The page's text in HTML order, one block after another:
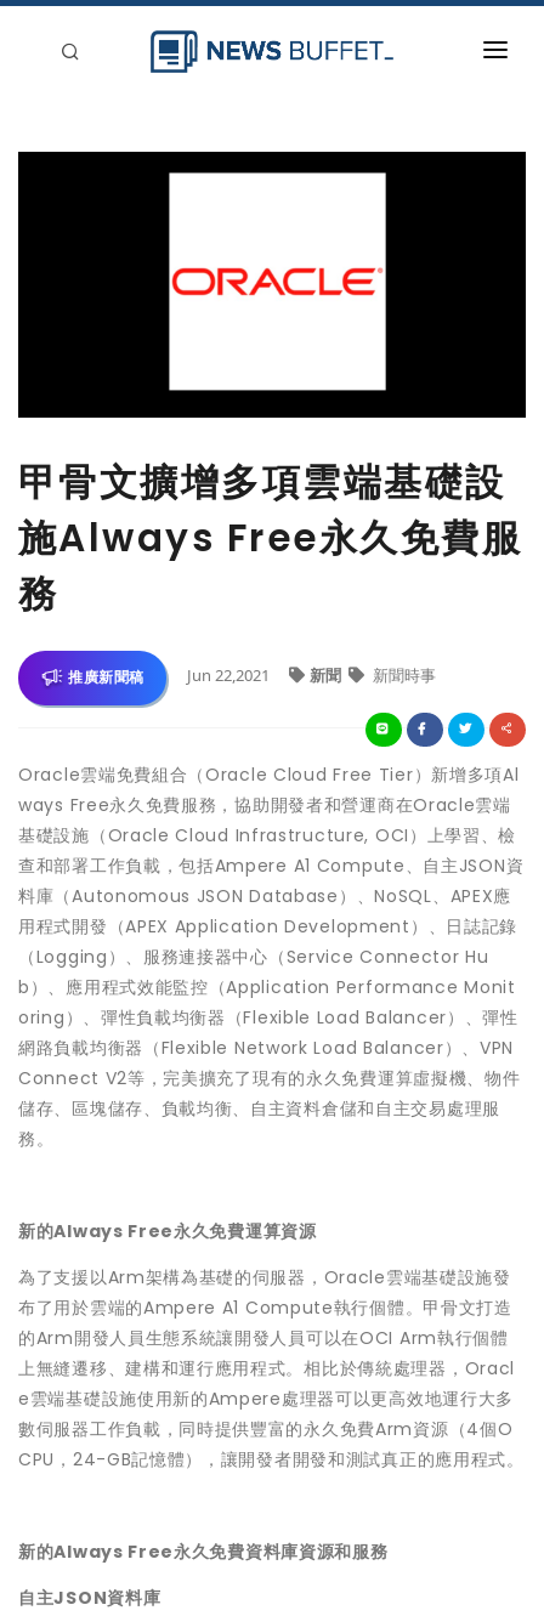
甲骨文擴增多項雲端基礎設
施Always Free永久免費服
務
推廣新聞稿 Jun 22,2021 新聞 新聞時事
Oracle雲端免費組合（Oracle Cloud Free Tier）新增多項Al
ways Free永久免費服務，協助開發者和營運商在Oracle雲端
基礎設施（Oracle Cloud Infrastructure, OCI）上學習、檢
查和部署工作負載，包括Ampere A1 Compute、自主JSON資
料庫（Autonomous JSON Database）、NoSQL、APEX應
用程式開發（APEX Application Development）、日誌記錄
（Logging）、服務連接器中心（Service Connector Hu
b）、應用程式效能監控（Application Performance Monit
oring）、彈性負載均衡器（Flexible Load Balancer）、彈性
網路負載均衡器（Flexible Network Load Balancer）、VPN
Connect V2等，完美擴充了現有的永久免費運算虛擬機、物件
儲存、區塊儲存、負載均衡、自主資料倉儲和自主交易處理服
務。
新的Always Free永久免費運算資源
為了支援以Arm架構為基礎的伺服器，Oracle雲端基礎設施發
布了用於雲端的Ampere A1 Compute執行個體。甲骨文打造
的Arm開發人員生態系統讓開發人員可以在OCI Arm執行個體
上無縫遷移、建構和運行應用程式。相比於傳統處理器，Oracl
e雲端基礎設施使用新的Ampere處理器可以更高效地運行大多
數伺服器工作負載，同時提供豐富的永久免費Arm資源（4個O
CPU，24-GB記憶體），讓開發者開發和測試真正的應用程式。
新的Always Free永久免費資料庫資源和服務
自主JSON資料庫